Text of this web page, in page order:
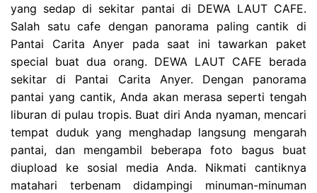
yang sedap di sekitar pantai di DEWA LAUT CAFE.
Salah satu cafe dengan panorama paling cantik di
Pantai Carita Anyer pada saat ini tawarkan paket
special buat dua orang. DEWA LAUT CAFE berada
sekitar di Pantai Carita Anyer. Dengan panorama
pantai yang cantik, Anda akan merasa seperti tengah
liburan di pulau tropis. Buat diri Anda nyaman, mencari
tempat duduk yang menghadap langsung mengarah
pantai, dan mengambil beberapa foto bagus buat
diupload ke sosial media Anda. Nikmati cantiknya
matahari terbenam didampingi minuman-minuman